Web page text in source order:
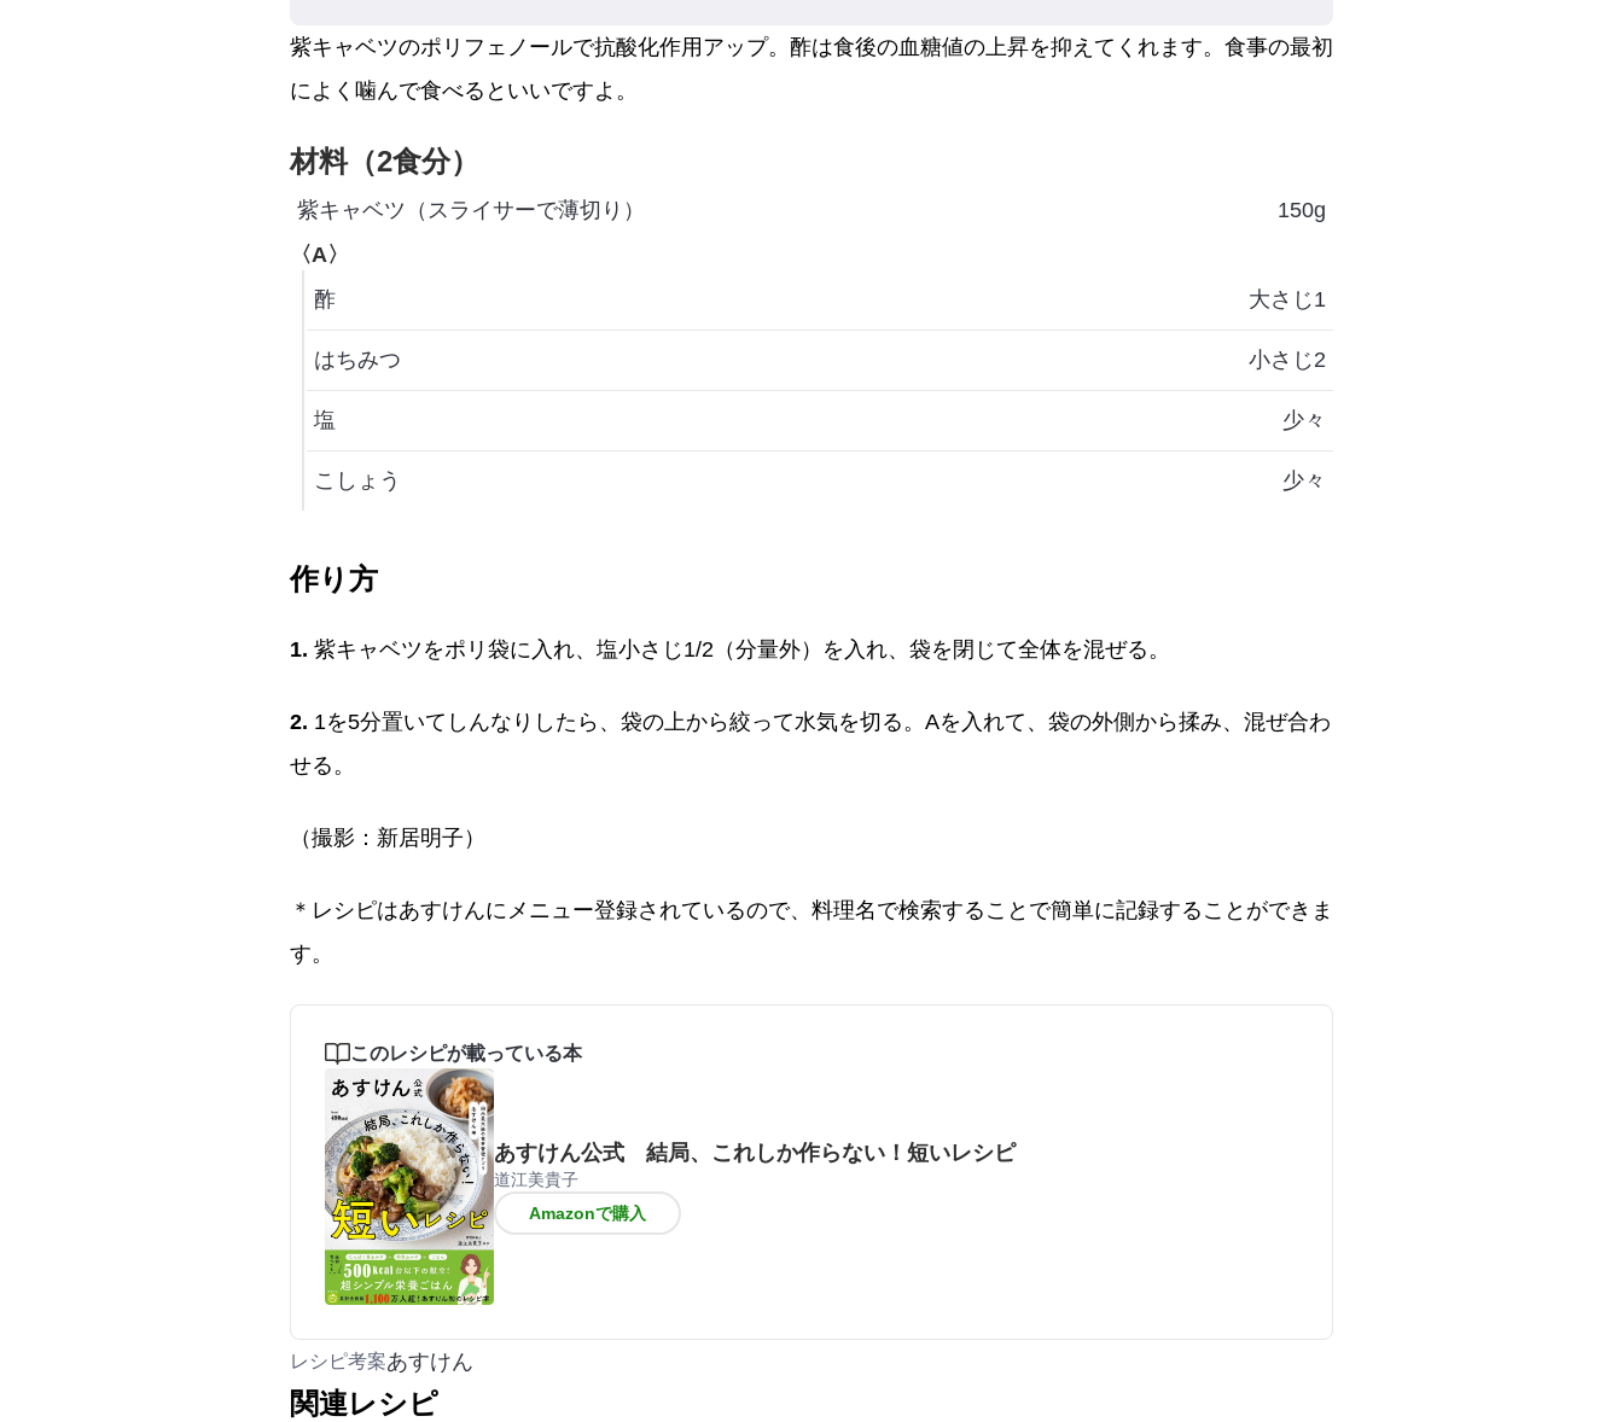
紫キャベツのポリフェノールで抗酸化作用アップ。酢は食後の血糖値の上昇を抑えてくれます。食事の最初
によく噛んで食べるといいですよ。
材料（2食分）
紫キャベツ（スライサーで薄切り）
150g
〈A〉
酢
大さじ1
はちみつ 小さじ2
塩 少々
こしょう 少々
作り方
1. 紫キャベツをポリ袋に入れ、塩小さじ1/2（分量外）を入れ、袋を閉じて全体を混ぜる。
2. 1を5分置いてしんなりしたら、袋の上から絞って水気を切る。Aを入れて、袋の外側から揉み、混ぜ合わ
せる。
（撮影：新居明子）
＊レシピはあすけんにメニュー登録されているので、料理名で検索することで簡単に記録することができま
す。
このレシピが載っている本
あすけん公式 結局、これしか作らない！短いレシピ
道江美貴子
Amazonで購入
レシピ考案あすけん
関連レシピ